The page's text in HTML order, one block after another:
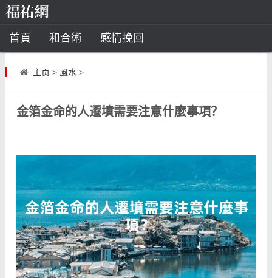
首頁 和合術 感情挽回
道教法事
星座
白羊座 水瓶座 摩羯座
算命
八字命理 八字合婚 運勢測算
主页 > 風水 >
金箔金命的人遷墳需要注意什麼事項？